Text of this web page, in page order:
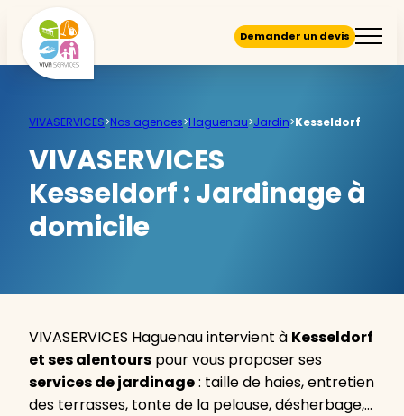
Demander un devis
VIVASERVICES>Nos agences>Haguenau>Jardin>Kesseldorf
VIVASERVICES
Kesseldorf :Jardinage à
domicile
VIVASERVICES Haguenau intervient à Kesseldorf
et ses alentours pour vous proposer ses
services de jardinage: taille de haies, entretien
des terrasses, tonte de la pelouse, désherbage,…